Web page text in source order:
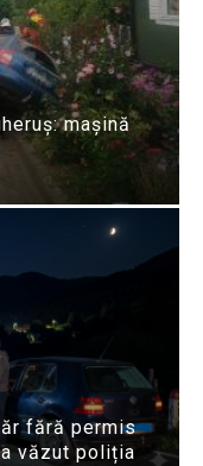
mașină
fără permis
văzut poliția